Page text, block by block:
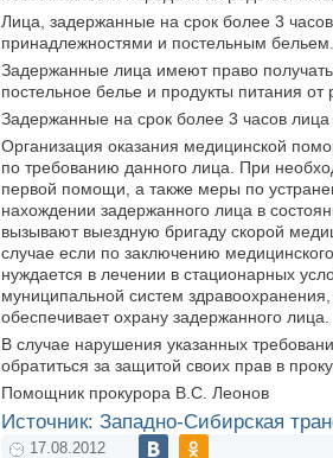
Лица, задержанные на срок более 3
принадлежностями и постельным бельем.
Задержанные лица имеют право
постельное белье и продукты питания от
Задержанные на срок более 3 часов
Организация оказания медицинской
по требованию данного лица. При
первой помощи, а также меры по
нахождении задержанного лица в
вызывают выездную бригаду скорой
случае если по заключению
нуждается в лечении в стационарных
муниципальной систем
обеспечивает охрану задержанного лица.
В случае нарушения указанных
обратиться за защитой своих прав в
Помощник прокурора В.С. Леонов
Источник: Западно-Сибирская
17.08.2012